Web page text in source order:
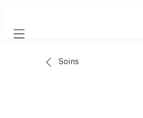
Mobile navigation
Soins